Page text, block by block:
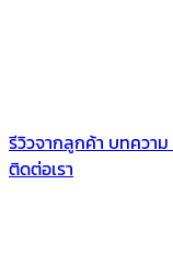
รีวิวจากลูกค้า บทความ
ติดต่อเรา